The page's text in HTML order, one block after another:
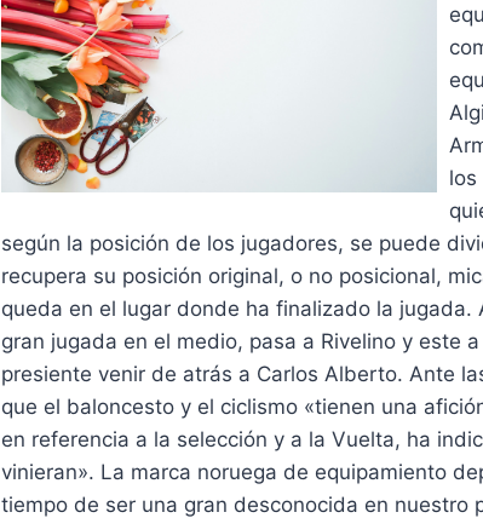
los
según la posición de los jugadores, se puede
recupera su posición original, o no posicional,
queda en el lugar donde ha finalizado la
gran jugada en el medio, pasa a Rivelino y este
presiente venir de atrás a Carlos Alberto. Ante
que el baloncesto y el ciclismo «tienen una
en referencia a la selección y a la Vuelta, ha
vinieran». La marca noruega de equipamiento
tiempo de ser una gran desconocida en nuestro